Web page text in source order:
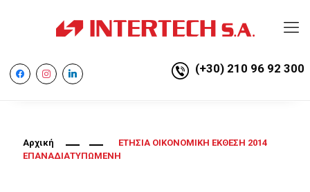
facebookinstagramlinkedin (+30) 210 96 92 300
Αρχική
ΕΤΗΣΙΑ ΟΙΚΟΝOMIKH ΕΚΘΕΣΗ 2014
ΕΠΑΝΑΔΙΑΤΥΠΩΜΕΝΗ